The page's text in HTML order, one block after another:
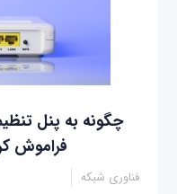
چگونه به پنل
فراموش
فناوری شبکه